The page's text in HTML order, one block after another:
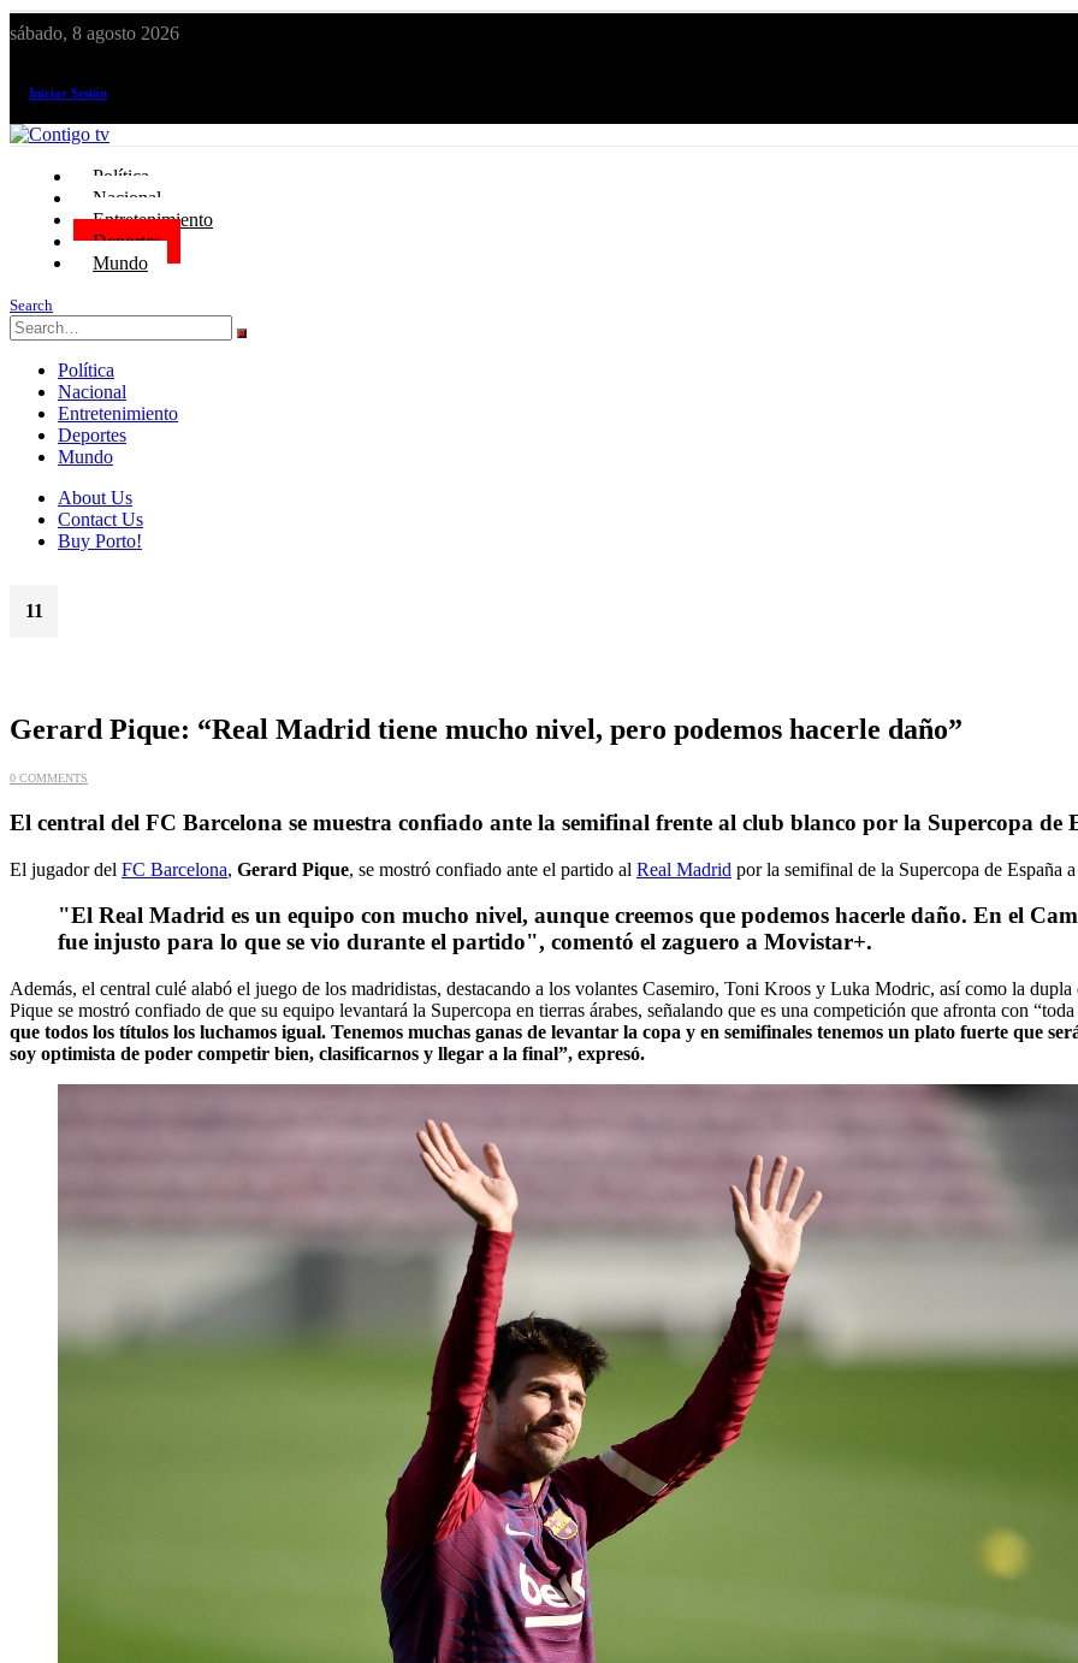
sábado, 8 agosto 2026
Iniciar Sesión
Política
Nacional
Entretenimiento
Deportes
Mundo
Search
Política
Nacional
Entretenimiento
Deportes
Mundo
About Us
Contact Us
Buy Porto!
11
Gerard Pique: “Real Madrid tiene mucho nivel, pero podemos hacerle daño”
0 COMMENTS
El central del FC Barcelona se muestra confiado ante la semifinal frente al club blanco por la Supercopa de
El jugador del FC Barcelona, Gerard Pique, se mostró confiado ante el partido al Real Madrid por la semifinal de la Supercopa de España
"El Real Madrid es un equipo con mucho nivel, aunque creemos que podemos hacerle daño. En el
fue injusto para lo que se vio durante el partido", comentó el zaguero a Movistar+.
Además, el central culé alabó el juego de los madridistas, destacando a los volantes Casemiro, Toni Kroos y Luka Modric, así como la
Pique se mostró confiado de que su equipo levantará la Supercopa en tierras árabes, señalando que es una competición que afronta con
que todos los títulos los luchamos igual. Tenemos muchas ganas de levantar la copa y en semifinales tenemos un plato fuerte que
soy optimista de poder competir bien, clasificarnos y llegar a la final”, expresó.